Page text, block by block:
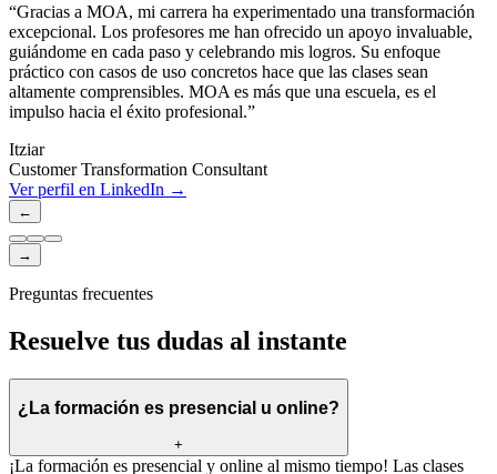
“Gracias a MOA, mi carrera ha experimentado una transformación
excepcional. Los profesores me han ofrecido un apoyo invaluable,
guiándome en cada paso y celebrando mis logros. Su enfoque
práctico con casos de uso concretos hace que las clases sean
altamente comprensibles. MOA es más que una escuela, es el
impulso hacia el éxito profesional.”
Itziar
Customer Transformation Consultant
Ver perfil en LinkedIn →
←
→
Preguntas frecuentes
Resuelve tus dudas al instante
¿La formación es presencial u online?
+
¡La formación es presencial y online al mismo tiempo! Las clases